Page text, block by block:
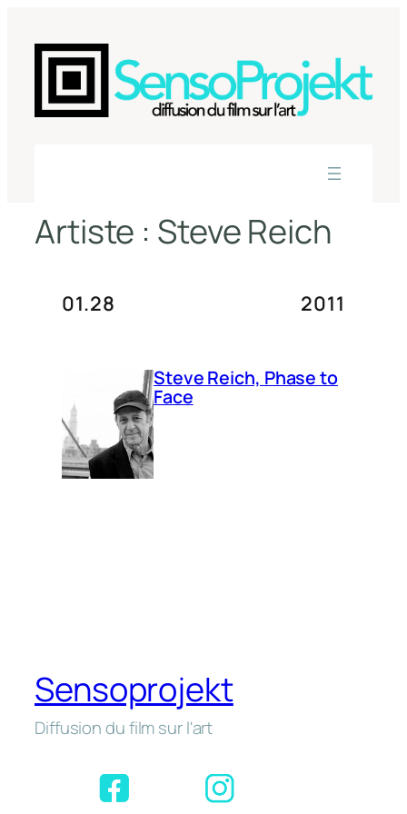
contenu
Artiste : Steve Reich
01.28 2011
Steve Reich, Phase to
Face
Sensoprojekt
Diffusion du film sur l'art